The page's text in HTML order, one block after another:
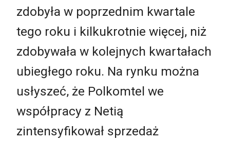
zdobyła w poprzednim kwartale
tego roku i kilkukrotnie więcej, niż
zdobywała w kolejnych kwartałach
ubiegłego roku. Na rynku można
usłyszeć, że Polkomtel we
współpracy z Netią
zintensyfikował sprzedaż